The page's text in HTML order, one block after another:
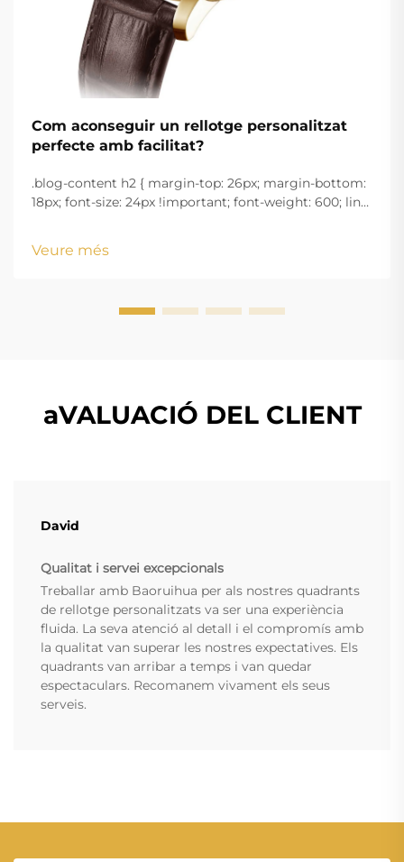
Com aconseguir un rellotge personalitzat
perfecte amb facilitat?
.blog-content h2 { margin-top: 26px; margin-bottom:
18px; font-size: 24px !important; font-weight: 600; line-
w...
Veure més
aVALUACIÓ DEL CLIENT
David
Qualitat i servei excepcionals
Treballar amb Baoruihua per als nostres quadrants
de rellotge personalitzats va ser una experiència
fluida. La seva atenció al detall i el compromís amb
la qualitat van superar les nostres expectatives. Els
quadrants van arribar a temps i van quedar
espectaculars. Recomanem vivament els seus
serveis.